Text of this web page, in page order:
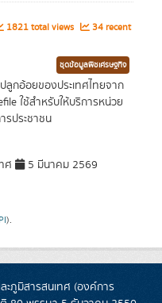
1821 total views
34 recent
ชุดข้อมูลพืชเศรษฐกิจ
กอ้อยของประเทศไทยจาก
ใช้สำหรับให้บริการหน่วย
รประชาชน
ศ 5 มีนาคม 2569
).
ะภูมิสารสนเทศ (องค์การ